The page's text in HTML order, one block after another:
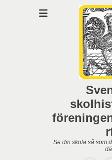
Se din skola så som